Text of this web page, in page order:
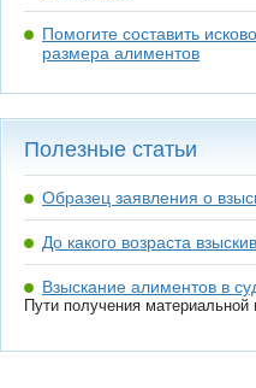
Помогите составить
размера алиментов
Полезные статьи
Образец заявления о
До какого возраста
Взыскание алиментов в
Пути получения